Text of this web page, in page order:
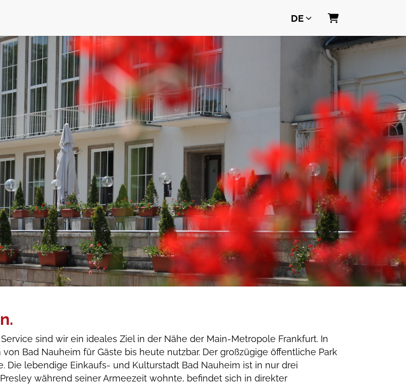
DE
WARENKORB
sind wir ein ideales Ziel in der Nähe der Main-Metropole Frankfurt. In
Bad Nauheim für Gäste bis heute nutzbar. Der großzügige öffentliche Park
Die lebendige Einkaufs- und Kulturstadt Bad Nauheim ist in nur drei
während seiner Armeezeit wohnte, befindet sich in direkter